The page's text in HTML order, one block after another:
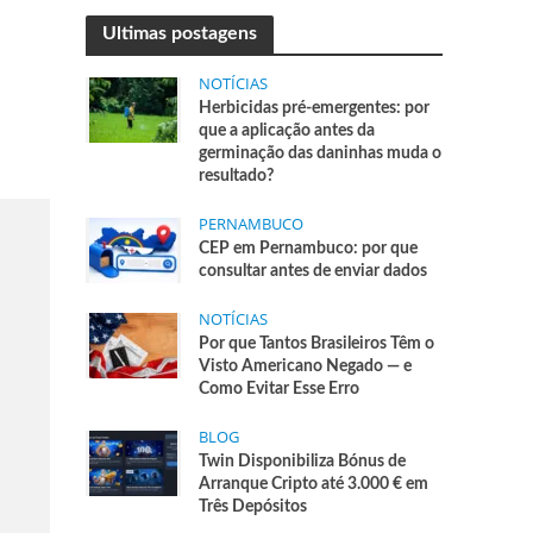
Ultimas postagens
NOTÍCIAS
Herbicidas pré-emergentes: por
que a aplicação antes da
germinação das daninhas muda o
resultado?
PERNAMBUCO
CEP em Pernambuco: por que
consultar antes de enviar dados
NOTÍCIAS
Por que Tantos Brasileiros Têm o
Visto Americano Negado — e
Como Evitar Esse Erro
BLOG
Twin Disponibiliza Bónus de
Arranque Cripto até 3.000 € em
Três Depósitos